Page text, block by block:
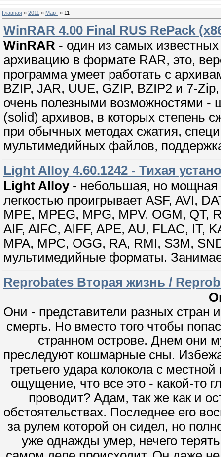
Главная » 2011 » Март » 11
WinRAR 4.00 Final RUS RePack
WinRAR - один из самых
архивацию в формате RAR, это,
программа умеет работать с
BZIP, JAR, UUE, GZIP, BZIP2 и 7-
очень полезными возможностями
(solid) архивов, в которых степень
при обычных методах сжатия,
мультимедийных файлов,
Light Alloy 4.60.1242 - Тихая
Light Alloy- небольшая, но мощная
легкостью проигрывает ASF, AVI,
MPE, MPEG, MPG, MPV, OGM, QT,
AIF, AIFC, AIFF, APE, AU, FLAC, IT,
MPA, MPC, OGG, RA, RMI, S3M,
мультимедийные форматы.
Reprobates Вторая жизнь /
Они - представители разных стран
смерть. Но вместо того чтобы
странном острове. Днем они
преследуют кошмарные сны.
третьего удара колокола с
ощущение, что все это - какой-то
проводит? Адам, так же как и
обстоятельствах. Последнее его
за рулем которой он сидел, но
уже однажды умер, нечего